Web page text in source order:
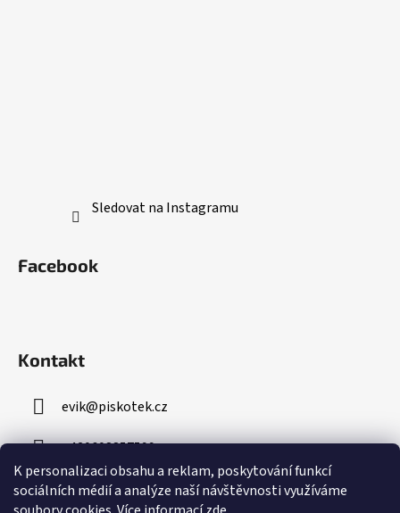
K personalizaci obsahu a reklam, poskytování funkcí
sociálních médií a analýze naší návštěvnosti využíváme
Sledovat na Instagramu
Facebook
Kontakt
evik@piskotek.cz
+420608857599